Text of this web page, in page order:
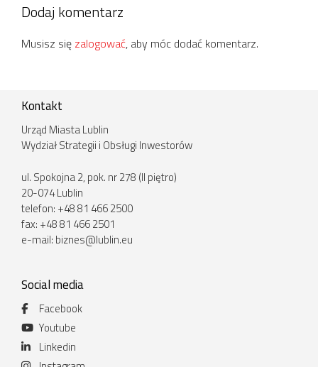
Dodaj komentarz
Musisz się zalogować, aby móc dodać komentarz.
Kontakt
Urząd Miasta Lublin
Wydział Strategii i Obsługi Inwestorów
ul. Spokojna 2, pok. nr 278 (II piętro)
20-074 Lublin
telefon: +48 81 466 2500
fax: +48 81 466 2501
e-mail: biznes@lublin.eu
Social media
Facebook
Youtube
Linkedin